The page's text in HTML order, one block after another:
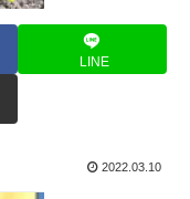
LINE
2022.03.10